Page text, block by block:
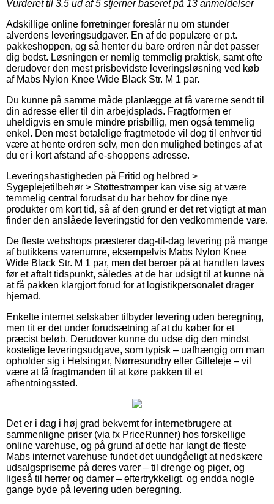
Vurderet til 3.5 ud af 5 stjerner baseret på 13 anmeldelser
Adskillige online forretninger foreslår nu om stunder
alverdens leveringsudgaver. En af de populære er p.t.
pakkeshoppen, og så henter du bare ordren når det passer
dig bedst. Løsningen er nemlig temmelig praktisk, samt ofte
derudover den mest prisbevidste leveringsløsning ved køb
af Mabs Nylon Knee Wide Black Str. M 1 par.
Du kunne på samme måde planlægge at få varerne sendt til
din adresse eller til din arbejdsplads. Fragtformen er
uheldigvis en smule mindre prisbillig, men også temmelig
enkel. Den mest betalelige fragtmetode vil dog til enhver tid
være at hente ordren selv, men den mulighed betinges af at
du er i kort afstand af e-shoppens adresse.
Leveringshastigheden på Fritid og helbred >
Sygeplejetilbehør > Støttestrømper kan vise sig at være
temmelig central forudsat du har behov for dine nye
produkter om kort tid, så af den grund er det ret vigtigt at man
finder den anslåede leveringstid for den vedkommende vare.
De fleste webshops præsterer dag-til-dag levering på mange
af butikkens varenumre, eksempelvis Mabs Nylon Knee
Wide Black Str. M 1 par, men det beroer på at handlen laves
før et aftalt tidspunkt, således at de har udsigt til at kunne nå
at få pakken klargjort forud for at logistikpersonalet drager
hjemad.
Enkelte internet selskaber tilbyder levering uden beregning,
men tit er det under forudsætning af at du køber for et
præcist beløb. Derudover kunne du udse dig den mindst
kostelige leveringsudgave, som typisk – uafhængig om man
opholder sig i Helsingør, Nørresundby eller Gilleleje – vil
være at få fragtmanden til at køre pakken til et
afhentningssted.
Det er i dag i høj grad bekvemt for internetbrugere at
sammenligne priser (via fx PriceRunner) hos forskellige
online varehuse, og på grund af dette har langt de fleste
Mabs internet varehuse fundet det uundgåeligt at nedskære
udsalgspriserne på deres varer – til drenge og piger, og
ligeså til herrer og damer – eftertrykkeligt, og endda nogle
gange byde på levering uden beregning.